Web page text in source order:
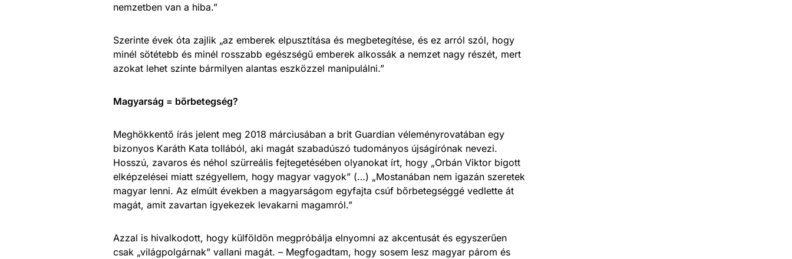
nemzetben van a hiba.”
Szerinte évek óta zajlik „az emberek elpusztítása és megbetegítése, és ez arról szól, hogy
minél sötétebb és minél rosszabb egészségű emberek alkossák a nemzet nagy részét, mert
azokat lehet szinte bármilyen alantas eszközzel manipulálni.”
Magyarság = bőrbetegség?
Meghökkentő írás jelent meg 2018 márciusában a brit Guardian véleményrovatában egy
bizonyos Karáth Kata tollából, aki magát szabadúszó tudományos újságírónak nevezi.
Hosszú, zavaros és néhol szürreális fejtegetésében olyanokat írt, hogy „Orbán Viktor bigott
elképzelései miatt szégyellem, hogy magyar vagyok” (…) „Mostanában nem igazán szeretek
magyar lenni. Az elmúlt években a magyarságom egyfajta csúf bőrbetegséggé vedlette át
magát, amit zavartan igyekezek levakarni magamról.”
Azzal is hivalkodott, hogy külföldön megpróbálja elnyomni az akcentusát és egyszerűen
csak „világpolgárnak” vallani magát. – Megfogadtam, hogy sosem lesz magyar párom és